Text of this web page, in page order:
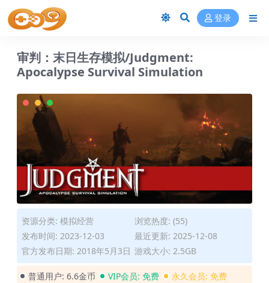
登录
审判：末日生存模拟/Judgment:
Apocalypse Survival Simulation
资源分类: 模拟经营
浏览热度: (55)
发布时间: 2023-12-03
最近更新: 2025-12-08
官方发布日期: 2018年5月3日 游戏大小: 2.5GB
普通用户: 6.6金币 VIP会员: 免费 永久会员: 免费